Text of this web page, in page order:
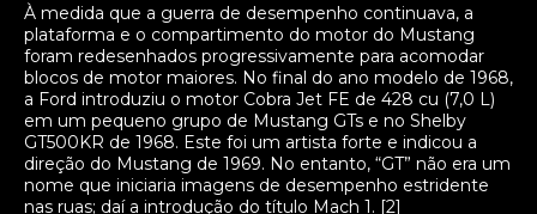
À medida que a guerra de desempenho continuava, a
plataforma e o compartimento do motor do Mustang
foram redesenhados progressivamente para acomodar
blocos de motor maiores. No final do ano modelo de 1968,
a Ford introduziu o motor Cobra Jet FE de 428 cu (7,0 L)
em um pequeno grupo de Mustang GTs e no Shelby
GT500KR de 1968. Este foi um artista forte e indicou a
direção do Mustang de 1969. No entanto, “GT” não era um
nome que iniciaria imagens de desempenho estridente
nas ruas; daí a introdução do título Mach 1. [2]